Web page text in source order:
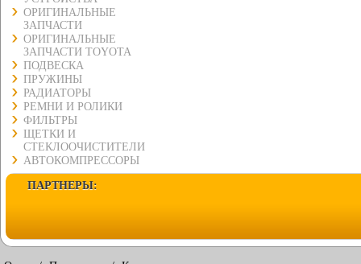
ОРИГИНАЛЬНЫЕ
ЗАПЧАСТИ
ОРИГИНАЛЬНЫЕ
ЗАПЧАСТИ TOYOTA
ПОДВЕСКА
ПРУЖИНЫ
РАДИАТОРЫ
РЕМНИ И РОЛИКИ
ФИЛЬТРЫ
ЩЕТКИ И
СТЕКЛООЧИСТИТЕЛИ
АВТОКОМПРЕССОРЫ
ПАРТНЕРЫ: